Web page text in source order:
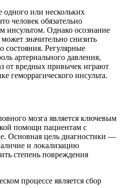
или нескольких
человек обязательно
инсультом. Однако осознание
значительно снизить
состояния. Регулярные
артериального давления,
от вредных привычек играют
геморрагического инсульта.
мозга является ключевым
помощи пациентам с
Основная цель диагностики —
и локализацию
степень повреждения
процессе является сбор